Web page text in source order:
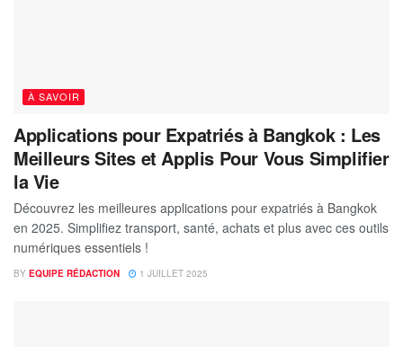
À SAVOIR
Applications pour Expatriés à Bangkok : Les
Meilleurs Sites et Applis Pour Vous Simplifier
la Vie
Découvrez les meilleures applications pour expatriés à Bangkok
en 2025. Simplifiez transport, santé, achats et plus avec ces outils
numériques essentiels !
BY EQUIPE RÉDACTION 1 JUILLET 2025